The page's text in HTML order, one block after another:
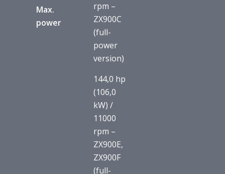
Max.
power
rpm –
ZX900C
(full-
power
version)
144,0 hp
(106,0
kW) /
11000
rpm –
ZX900E,
ZX900F
(full-